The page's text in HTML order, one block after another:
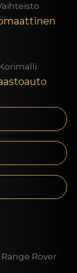
Korimalli
Rover